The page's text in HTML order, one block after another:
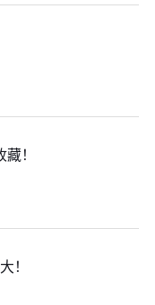
！
！